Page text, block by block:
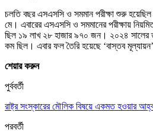
চলতি বছর এসএসসি ও সমমান পরীক্ষা শুরু
মে। এবারের এসএসসি ও সমমানের পরীক্ষায়
ছিল ১৯ লাখ ২৮ হাজার ৯৭০ জন। ২০২৪ সালের
কম ছিল। এবার ফল তৈরি হয়েছে ‘বাস্তব
শেয়ার করুন
পুর্ববর্তী
রাষ্ট্র সংস্কারের মৌলিক বিষয়ে একমত হওয়ার
পরবর্তী